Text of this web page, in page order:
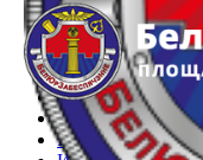
Главная
Арестованное
Реестр
Реестр
Частное
Интернет-